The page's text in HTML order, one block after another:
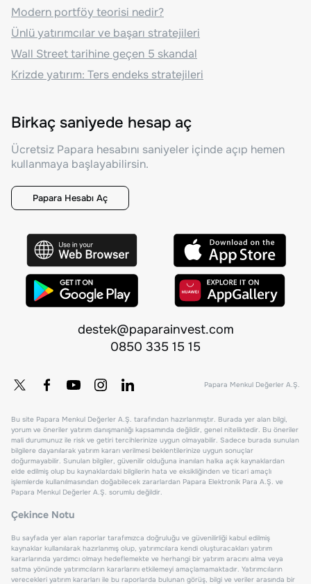
Modern portföy teorisi nedir?
Ünlü yatırımcılar ve başarı stratejileri
Wall Street tarihine geçen 5 skandal
Krizde yatırım: Ters endeks stratejileri
Birkaç saniyede hesap aç
Ücretsiz Papara hesabını saniyeler içinde açıp hemen
kullanmaya başlayabilirsin.
Papara Hesabı Aç
destek@paparainvest.com
0850 335 15 15
Papara Menkul Değerler A.Ş.
Bu site Papara Menkul Değerler A.Ş. tarafından hazırlanmıştır. Burada yer alan bilgi,
yorum ve öneriler yatırım danışmanlığı kapsamında değildir, genel niteliktedir. Bu öneriler
mali durumunuz ile risk ve getiri tercihlerinize uygun olmayabilir. Sadece burada sunulan
bilgilere dayanılarak yatırım kararı verilmesi beklentilerinize uygun sonuçlar
doğurmayabilir. Sunulan bilgiler, güvenilir olduğuna inanılan halka açık kaynaklardan
elde edilmiş olup bu kaynaklardaki bilgilerin hata ve eksikliğinden ve ticari amaçlı
işlemlerde kullanılmasından doğabilecek zararlardan Papara Elektronik Para A.Ş. ve
Papara Menkul Değerler A.Ş. sorumlu değildir.
Çekince Notu
Bu sayfada yer alan raporlar tarafımızca doğruluğu ve güvenilirliği kabul edilmiş
kaynaklar kullanılarak hazırlanmış olup, yatırımcılara kendi oluşturacakları yatırım
kararlarında yardımcı olmayı hedeflemekte ve herhangi bir yatırım aracını alma veya
satma yönünde yatırımcıların kararlarını etkilemeyi amaçlamamaktadır. Yatırımcıların
verecekleri yatırım kararları ile bu raporlarda bulunan görüş, bilgi ve veriler arasında bir